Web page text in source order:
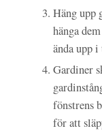
Häng upp
hänga
ända upp
Gardiner
fönstrens
för att